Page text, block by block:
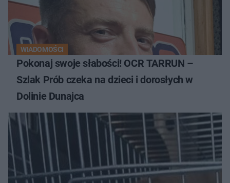
WIADOMOŚCI
Pokonaj swoje słabości! OCR TARRUN –
Szlak Prób czeka na dzieci i dorosłych w
Dolinie Dunajca